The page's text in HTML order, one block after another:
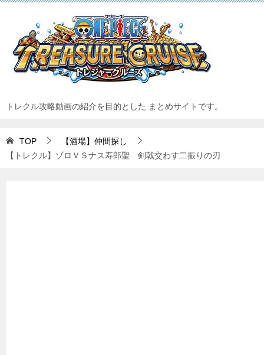
トレクル攻略動画の紹介を目的とした まとめサイトです。
TOP
【酒場】仲間探し
【トレクル】ゾロＶＳナス寿郎聖 剣戟交わす二振りの刃